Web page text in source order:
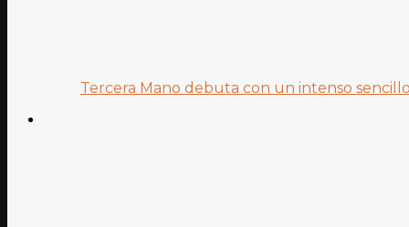
Tercera Mano debuta con un intenso